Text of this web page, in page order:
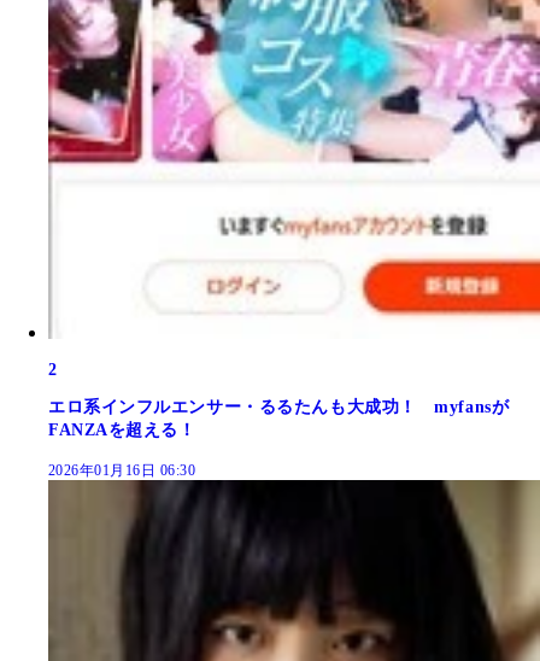
2
エロ系インフルエンサー・るるたんも大成功！ myfansが
FANZAを超える！
2026年01月16日 06:30